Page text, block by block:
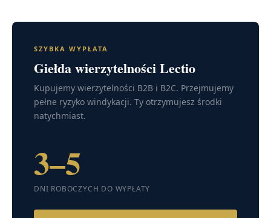
SZYBKA WYPŁATA
Giełda wierzytelności Lectio
Kupujemy wierzytelności B2B i B2C. Przejmujemy
pełne ryzyko windykacji. Ty otrzymujesz środki
natychmiast.
3–5
DNI ROBOCZYCH DO WYPŁATY